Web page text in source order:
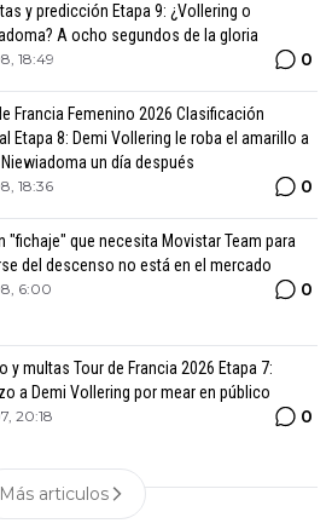
y predicción Etapa 9: ¿Vollering o
A ocho segundos de la gloria
18:49 0
Francia Femenino 2026 Clasificación
Etapa 8: Demi Vollering le roba el amarillo a
Niewiadoma un día después
18:36 0
"fichaje" que necesita Movistar Team para
del descenso no está en el mercado
6:00 0
y multas Tour de Francia 2026 Etapa 7:
a Demi Vollering por mear en público
20:18 0
Más articulos